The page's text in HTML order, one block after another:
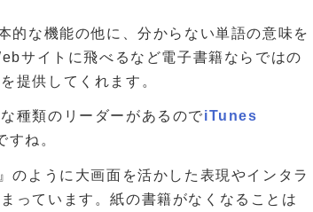
的な機能の他に、分からない単語の意味を
サイトに飛べるなど電子書籍ならではの
提供してくれます。
種類のリーダーがあるのでiTunes
すね。
ように大画面を活かした表現やインタラ
っています。紙の書籍がなくなることは